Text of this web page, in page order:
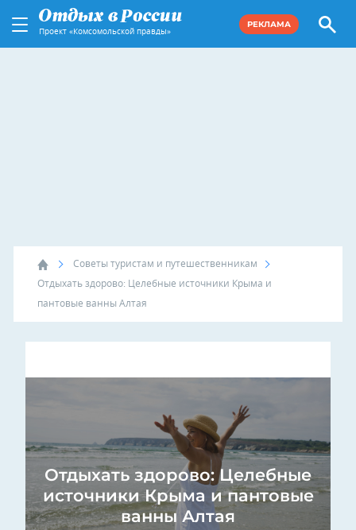
Проект «Комсомольской правды»
РЕКЛАМА
Советы туристам и путешественникам
Отдыхать здорово: Целебные источники Крыма и
пантовые ванны Алтая
Отдыхать здорово: Целебные
источники Крыма и пантовые
ванны Алтая